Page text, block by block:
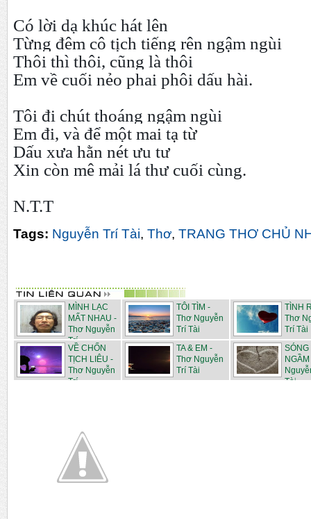
Có lời dạ khúc hát lên
Từng đêm cô tịch tiếng rên ngậm ngùi
Thôi thì thôi, cũng là thôi
Em về cuối nẻo phai phôi dấu hài.
Tôi đi chút thoáng ngậm ngùi
Em đi, và để một mai tạ từ
Dấu xưa hằn nét ưu tư
Xin còn mê mải lá thư cuối cùng.
N.T.T
Tags: Nguyễn Trí Tài, Thơ, TRANG THƠ CHỦ
MÌNH LẠC
MẤT NHAU -
Thơ Nguyễn
Trí ...
TÔI TÌM -
Thơ Nguyễn
Trí Tài
TÌNH
Thơ
Trí Tài
VỀ CHỐN
TỊCH LIÊU -
Thơ Nguyễn
Trí ...
TA & EM -
Thơ Nguyễn
Trí Tài
SÓNG
Tài